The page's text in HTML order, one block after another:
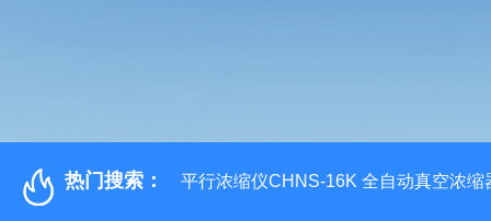
热门搜索： 平行浓缩仪CHNS-16K 全自动真空浓缩